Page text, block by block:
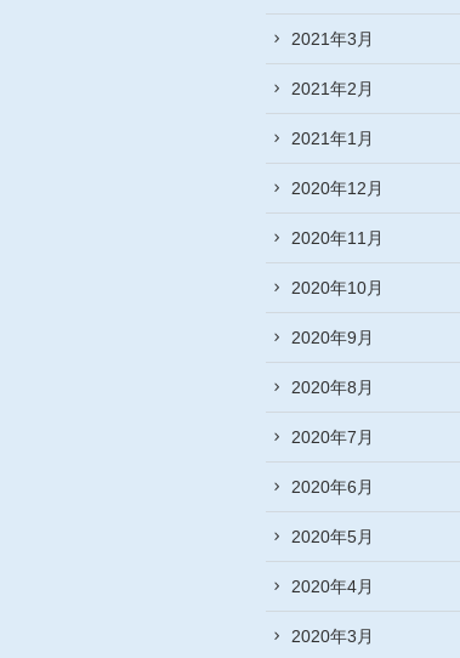
2021年3月
2021年2月
2021年1月
2020年12月
2020年11月
2020年10月
2020年9月
2020年8月
2020年7月
2020年6月
2020年5月
2020年4月
2020年3月